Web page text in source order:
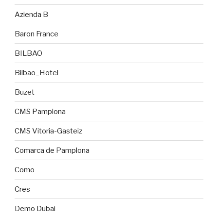
Azienda B
Baron France
BILBAO
Bilbao_Hotel
Buzet
CMS Pamplona
CMS Vitoria-Gasteiz
Comarca de Pamplona
Como
Cres
Demo Dubai